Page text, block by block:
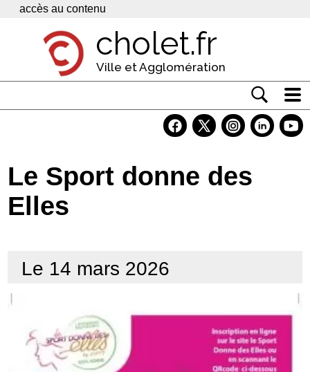
Panneau de gestion des cookies
accès au contenu
cholet.fr
Ville et Agglomération
Economie
Services
Le Sport donne des
Elles
Le 14 mars 2026